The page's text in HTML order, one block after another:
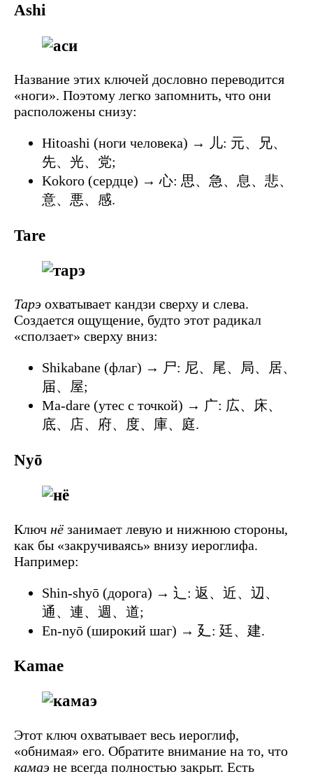
Ashi
Название этих ключей дословно переводится
«ноги». Поэтому легко запомнить, что они
расположены снизу:
Hitoashi (ноги человека) → 儿: 元、兄、
先、光、党;
Kokoro (сердце) → 心: 思、急、息、悲、
意、悪、感.
Tare
Тарэ охватывает кандзи сверху и слева.
Создается ощущение, будто этот радикал
«сползает» сверху вниз:
Shikabane (флаг) → 尸: 尼、尾、局、居、
届、屋;
Ma-dare (утес с точкой) → 广: 広、床、
底、店、府、度、庫、庭.
Nyō
Ключ нё занимает левую и нижнюю стороны,
как бы «закручиваясь» внизу иероглифа.
Например:
Shin-shyō (дорога) → ⻌: 返、近、辺、
通、連、週、道;
En-nyō (широкий шаг) → 廴: 廷、建.
Kamae
Этот ключ охватывает весь иероглиф,
«обнимая» его. Обратите внимание на то, что
камаэ не всегда полностью закрыт. Есть